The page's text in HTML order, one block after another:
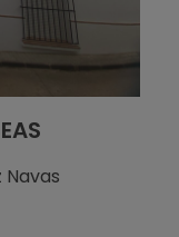
Navas